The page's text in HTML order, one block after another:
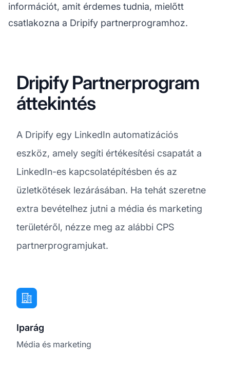
információt, amit érdemes tudnia, mielőtt
csatlakozna a Dripify partnerprogramhoz.
Dripify Partnerprogram
áttekintés
A Dripify egy LinkedIn automatizációs
eszköz, amely segíti értékesítési csapatát a
LinkedIn-es kapcsolatépítésben és az
üzletkötések lezárásában. Ha tehát szeretne
extra bevételhez jutni a média és marketing
területéről, nézze meg az alábbi CPS
partnerprogramjukat.
Iparág
Média és marketing